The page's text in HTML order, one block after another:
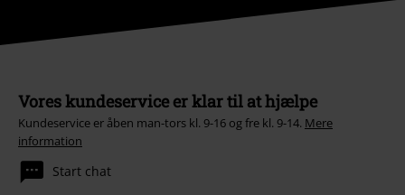
Vores kundeservice er klar til at hjælpe
Kundeservice er åben man-tors kl. 9-16 og fre kl. 9-14. Mere
information
Start chat